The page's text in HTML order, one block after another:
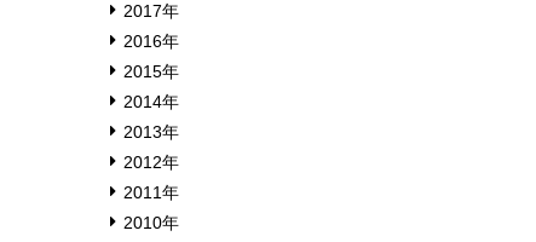
2017年
2016年
2015年
2014年
2013年
2012年
2011年
2010年